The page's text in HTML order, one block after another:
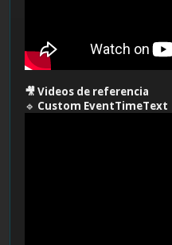
🎥 Videos de referencia
🔹 Custom EventTimeText